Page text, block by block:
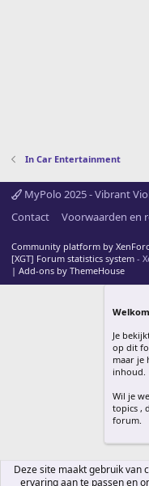
In Car Entertainment
MyPolo 2025 - Vibrant
Contact
Voorwaarden en
Community platform by
[XGT] Forum statistics system -
| Add-ons by ThemeHouse
Je
op dit
maar je
inhoud.
Wil je
topics ,
forum.
Deze site maakt gebruik van
ervaring aan te passen en